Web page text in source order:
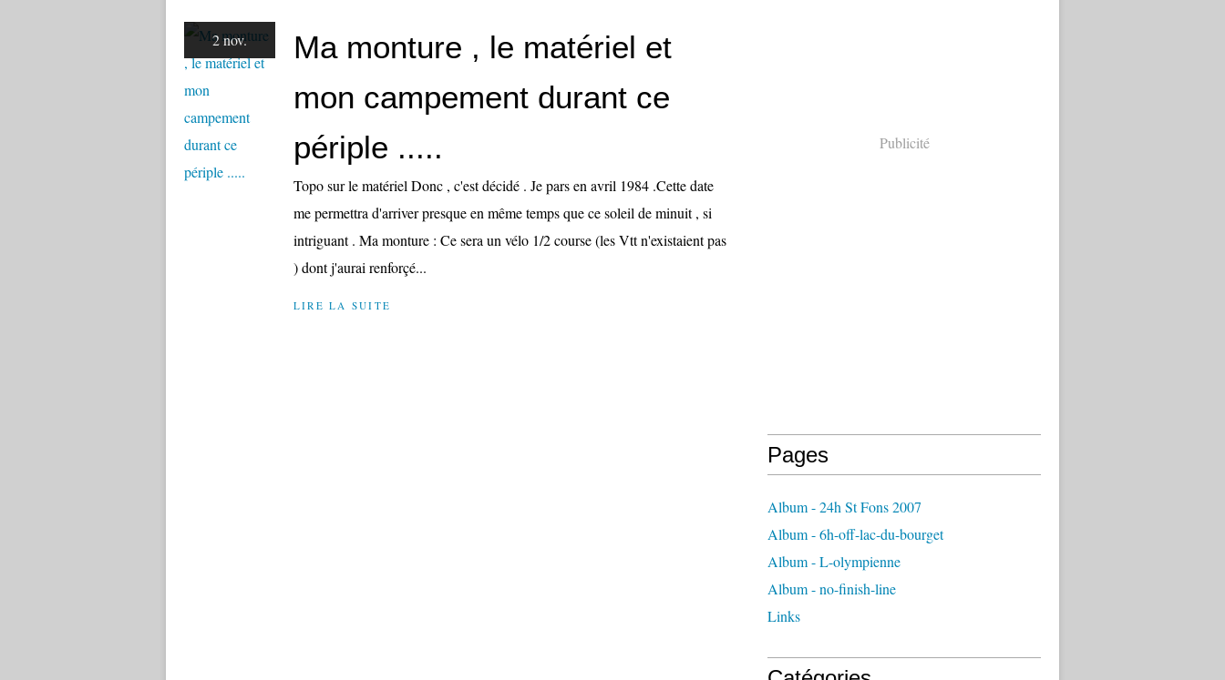
2 nov.
Ma monture , le matériel et
mon campement durant ce
périple .....
Topo sur le matériel Donc , c'est décidé . Je pars en avril 1984 .Cette date
me permettra d'arriver presque en même temps que ce soleil de minuit , si
intriguant . Ma monture : Ce sera un vélo 1/2 course (les Vtt n'existaient pas
) dont j'aurai renforçé...
LIRE LA SUITE
Publicité
Pages
Album - 24h St Fons 2007
Album - 6h-off-lac-du-bourget
Album - L-olympienne
Album - no-finish-line
Links